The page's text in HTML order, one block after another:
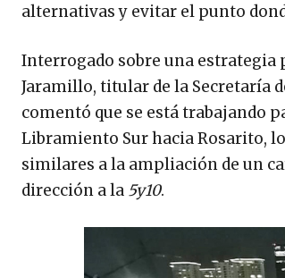
alternativas y evitar el punto
Interrogado sobre una estrategia
Jaramillo, titular de la Secretaría
comentó que se está trabajando
Libramiento Sur hacia Rosarito,
similares a la ampliación de un
dirección a la 5y10.